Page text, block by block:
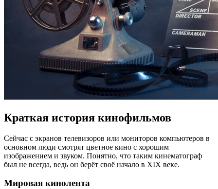
Краткая история кинофильмов
Сейчас с экранов телевизоров или мониторов компьютеров в
основном люди смотрят цветное кино с хорошим
изображением и звуком. Понятно, что таким кинематограф
был не всегда, ведь он берёт своё начало в XIX веке.
Мировая кинолента